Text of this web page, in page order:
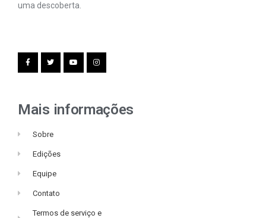
uma descoberta.
Mais informações
Sobre
Edições
Equipe
Contato
Termos de serviço e